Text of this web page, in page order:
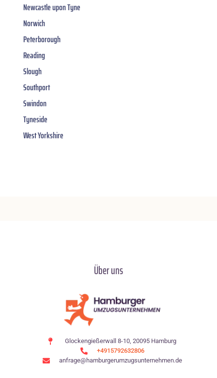
Newcastle upon Tyne
Norwich
Peterborough
Reading
Slough
Southport
Swindon
Tyneside
West Yorkshire
Über uns
Glockengießerwall 8-10, 20095 Hamburg
+4915792632806
anfrage@hamburgerumzugsunternehmen.de